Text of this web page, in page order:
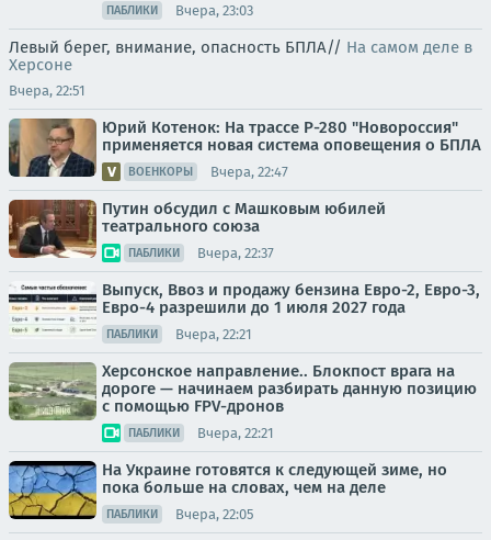
ПАБЛИКИ Вчера, 23:03
Левый берег, внимание, опасность БПЛА// На самом деле в
Херсоне
Вчера, 22:51
Юрий Котенок: На трассе Р-280 "Новороссия"
применяется новая система оповещения о БПЛА
ВОЕНКОРЫ Вчера, 22:47
Путин обсудил с Машковым юбилей
театрального союза
ПАБЛИКИ Вчера, 22:37
Выпуск, Ввоз и продажу бензина Евро-2, Евро-3,
Евро-4 разрешили до 1 июля 2027 года
ПАБЛИКИ Вчера, 22:21
Херсонское направление.. Блокпост врага на
дороге — начинаем разбирать данную позицию
с помощью FPV-дронов
ПАБЛИКИ Вчера, 22:21
На Украине готовятся к следующей зиме, но
пока больше на словах, чем на деле
ПАБЛИКИ Вчера, 22:05